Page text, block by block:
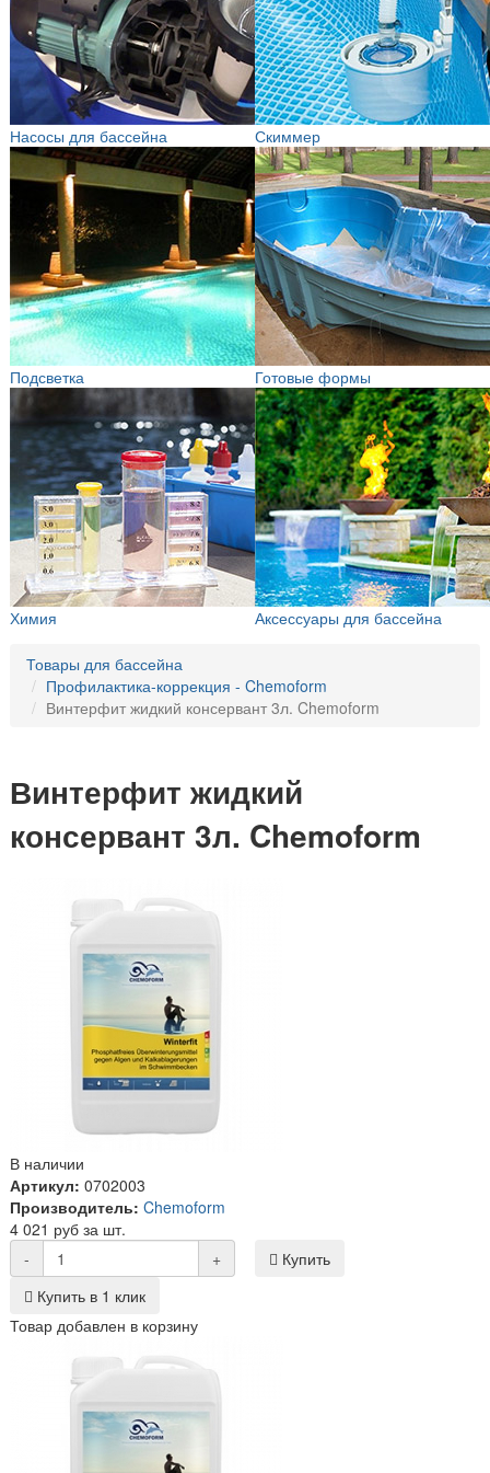
Насосы для бассейна Скиммер
Подсветка Готовые формы
Химия Аксессуары для бассейна
Товары для бассейна
Профилактика-коррекция - Chemoform
Винтерфит жидкий консервант 3л. Chemoform
Винтерфит жидкий
консервант 3л. Chemoform
В наличии
Артикул: 0702003
Производитель: Chemoform
4 021 руб за шт.
-
+
Купить
Купить в 1 клик
Товар добавлен в корзину